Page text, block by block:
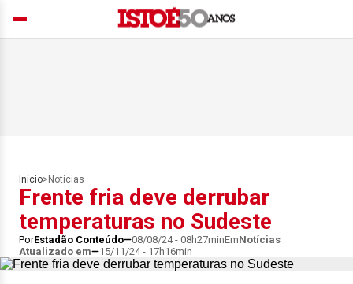
Início> Notícias
Frente fria deve derrubar
temperaturas no Sudeste
PorEstadão Conteúdo 08/08/24 - 08h27minEmNotícias
Atualizado em
15/11/24 - 17h16min